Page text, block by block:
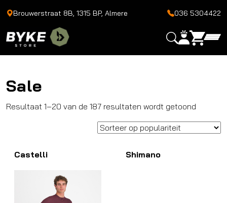
Brouwerstraat 8B, 1315 BP, Almere 036 5304422
Sale
Resultaat 1–20 van de 187 resultaten wordt getoond
op
Castelli
Shimano